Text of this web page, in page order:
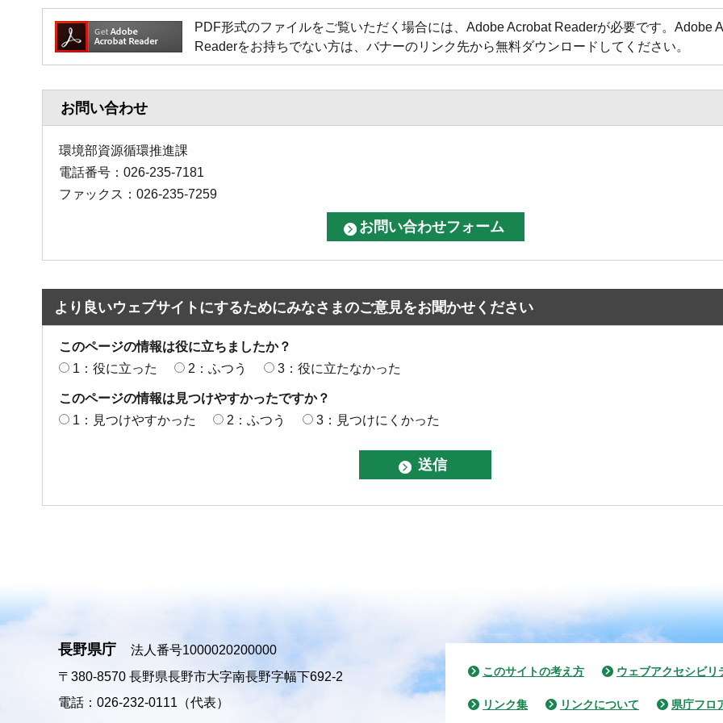
PDF形式のファイルをご覧いただく場合には、Adobe Acrobat Readerが必要です。Adobe
Readerをお持ちでない方は、バナーのリンク先から無料ダウンロードしてください。
お問い合わせ
環境部資源循環推進課
電話番号：026-235-7181
ファックス：026-235-7259
より良いウェブサイトにするためにみなさまのご意見をお聞かせください
このページの情報は役に立ちましたか？
1：役に立った
2：ふつう 3：役に立たなかった
このページの情報は見つけやすかったですか？
1：見つけやすかった
2：ふつう 3：見つけにくかった
長野県庁
法人番号1000020200000
〒380-8570 長野県長野市大字南長野字幅下692-2
電話：026-232-0111（代表）
このサイトの考え方 ウェブアクセシビリ
リンク集 リンクについて 県庁フロ